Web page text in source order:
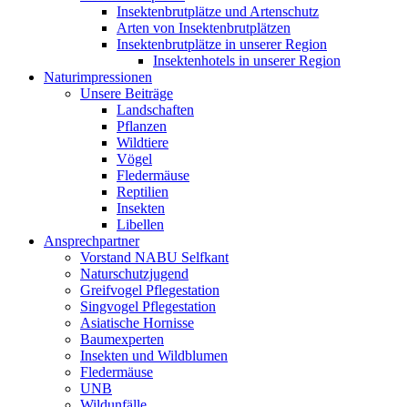
Insektenbrutplätze und Artenschutz
Arten von Insektenbrutplätzen
Insektenbrutplätze in unserer Region
Insektenhotels in unserer Region
Naturimpressionen
Unsere Beiträge
Landschaften
Pflanzen
Wildtiere
Vögel
Fledermäuse
Reptilien
Insekten
Libellen
Ansprechpartner
Vorstand NABU Selfkant
Naturschutzjugend
Greifvogel Pflegestation
Singvogel Pflegestation
Asiatische Hornisse
Baumexperten
Insekten und Wildblumen
Fledermäuse
UNB